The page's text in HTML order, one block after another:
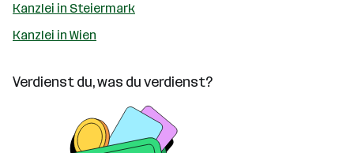
Kanzlei in Steiermark
Kanzlei in Wien
Verdienst du, was du verdienst?